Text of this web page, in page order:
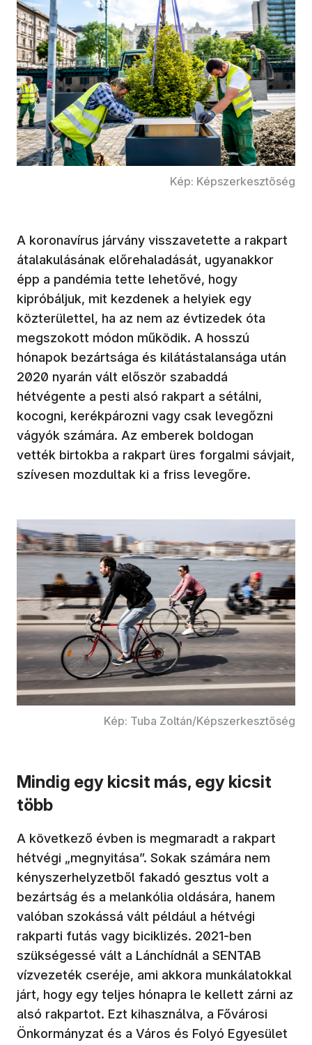
Kép: Képszerkesztőség
A koronavírus járvány visszavetette a rakpart
átalakulásának előrehaladását, ugyanakkor
épp a pandémia tette lehetővé, hogy
kipróbáljuk, mit kezdenek a helyiek egy
közterülettel, ha az nem az évtizedek óta
megszokott módon működik. A hosszú
hónapok bezártsága és kilátástalansága után
2020 nyarán vált először szabaddá
hétvégente a pesti alsó rakpart a sétálni,
kocogni, kerékpározni vagy csak levegőzni
vágyók számára. Az emberek boldogan
vették birtokba a rakpart üres forgalmi sávjait,
szívesen mozdultak ki a friss levegőre.
Kép: Tuba Zoltán/Képszerkesztőség
Mindig egy kicsit más, egy kicsit
több
A következő évben is megmaradt a rakpart
hétvégi „megnyitása”. Sokak számára nem
kényszerhelyzetből fakadó gesztus volt a
bezártság és a melankólia oldására, hanem
valóban szokássá vált például a hétvégi
rakparti futás vagy biciklizés. 2021-ben
szükségessé vált a Lánchídnál a SENTAB
vízvezeték cseréje, ami akkora munkálatokkal
járt, hogy egy teljes hónapra le kellett zárni az
alsó rakpartot. Ezt kihasználva, a Fővárosi
Önkormányzat és a Város és Folyó Egyesület